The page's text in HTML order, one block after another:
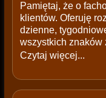
Pamiętaj, że o
klientów. Oferuję
dzienne,
wszystkich znaków
Czytaj więcej...